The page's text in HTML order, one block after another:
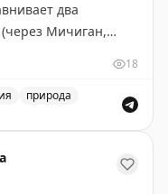
два
Мичиган,
если спешите. Но
а люди и
городке
по винному
но предлагает
18
природа